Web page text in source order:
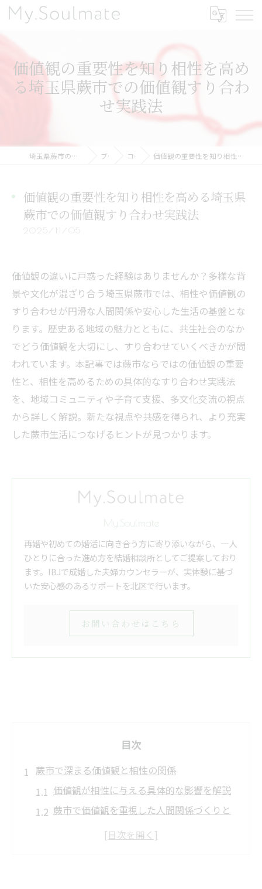
価値観の重要性を知り相性を高め
る埼玉県蕨市での価値観すり合わ
せ実践法
埼玉県蕨市の結婚相談所ならMy.Soulmate ブログ コラム 価値観の重要性を知り相性を高める埼玉県蕨市での価値観すり合わせ実践法
価値観の重要性を知り相性を高める埼玉県
蕨市での価値観すり合わせ実践法
2025/11/05
価値観の違いに戸惑った経験はありませんか？多様な背
景や文化が混ざり合う埼玉県蕨市では、相性や価値観の
すり合わせが円滑な人間関係や安心した生活の基盤とな
ります。歴史ある地域の魅力とともに、共生社会のなか
でどう価値観を大切にし、すり合わせていくべきかが問
われています。本記事では蕨市ならではの価値観の重要
性と、相性を高めるための具体的なすり合わせ実践法
を、地域コミュニティや子育て支援、多文化交流の視点
から詳しく解説。新たな視点や共感を得られ、より充実
した蕨市生活につなげるヒントが見つかります。
My.Soulmate
再婚や初めての婚活に向き合う方に寄り添いながら、一人
ひとりに合った進め方を結婚相談所としてご提案しており
ます。IBJで成婚した夫婦カウンセラーが、実体験に基づ
いた安心感のあるサポートを北区で行います。
お問い合わせはこちら
目次
蕨市で深まる価値観と相性の関係
価値観が相性に与える具体的な影響を解説
蕨市で価値観を重視した人間関係づくりと